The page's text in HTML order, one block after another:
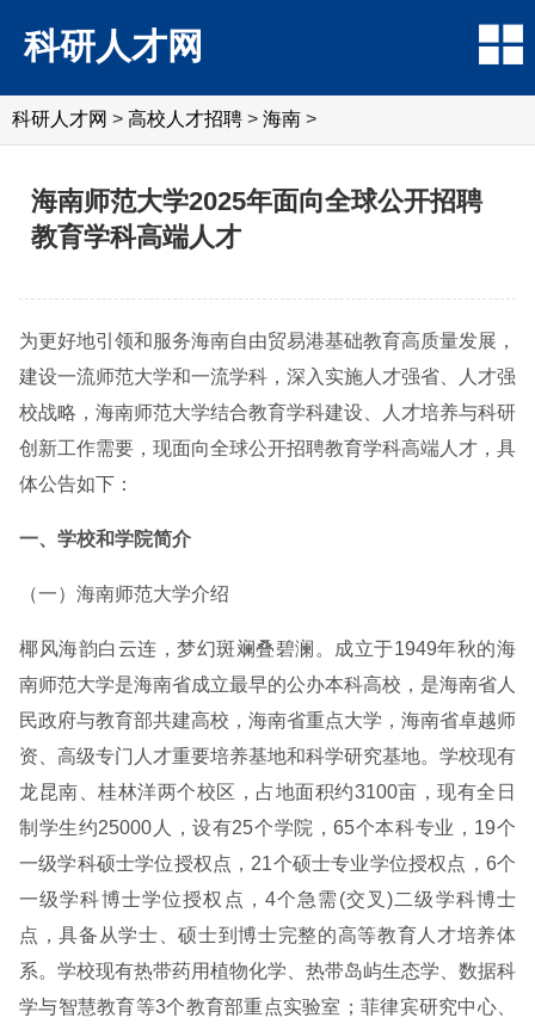
科研人才网
科研人才网 > 高校人才招聘 > 海南 >
海南师范大学2025年面向全球公开招聘
教育学科高端人才
为更好地引领和服务海南自由贸易港基础教育高质量发展，
建设一流师范大学和一流学科，深入实施人才强省、人才强
校战略，海南师范大学结合教育学科建设、人才培养与科研
创新工作需要，现面向全球公开招聘教育学科高端人才，具
体公告如下：
一、学校和学院简介
（一）海南师范大学介绍
椰风海韵白云连，梦幻斑斓叠碧澜。成立于1949年秋的海
南师范大学是海南省成立最早的公办本科高校，是海南省人
民政府与教育部共建高校，海南省重点大学，海南省卓越师
资、高级专门人才重要培养基地和科学研究基地。学校现有
龙昆南、桂林洋两个校区，占地面积约3100亩，现有全日
制学生约25000人，设有25个学院，65个本科专业，19个
一级学科硕士学位授权点，21个硕士专业学位授权点，6个
一级学科博士学位授权点，4个急需(交叉)二级学科博士
点，具备从学士、硕士到博士完整的高等教育人才培养体
系。学校现有热带药用植物化学、热带岛屿生态学、数据科
学与智慧教育等3个教育部重点实验室；菲律宾研究中心、